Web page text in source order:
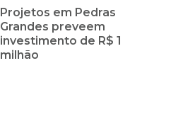
Projetos em Pedras
Grandes preveem
investimento de R$ 1
milhão